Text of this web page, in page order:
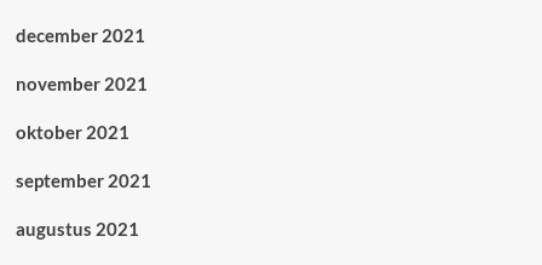
december 2021
november 2021
oktober 2021
september 2021
augustus 2021